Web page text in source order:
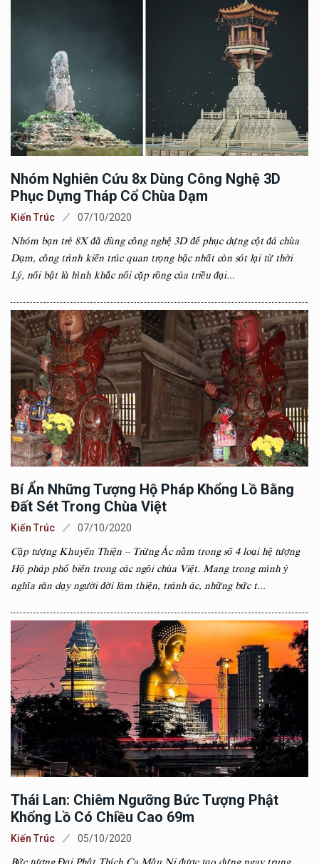
Nhóm Nghiên Cứu 8x Dùng Công Nghệ 3D
Phục Dựng Tháp Cổ Chùa Dạm
Kiến Trúc 07/10/2020
Nhóm bạn trẻ 8X đã dùng công nghệ 3D để phục dựng cột đá chùa
Dạm, công trình kiến trúc quan trọng bậc nhất còn sót lại từ thời
Lý, nổi bật là hình khắc nổi cặp rồng của triều đại...
Bí Ẩn Những Tượng Hộ Pháp Khổng Lồ Bằng
Đất Sét Trong Chùa Việt
Kiến Trúc 07/10/2020
Cặp tượng Khuyến Thiện – Trừng Ác nằm trong số 4 loại hệ tượng
Hộ pháp phổ biến trong các ngôi chùa Việt. Mang trong mình ý
nghĩa răn dạy người đời làm thiện, tránh ác, những bức t...
Thái Lan: Chiêm Ngưỡng Bức Tượng Phật
Khổng Lồ Có Chiều Cao 69m
Kiến Trúc 05/10/2020